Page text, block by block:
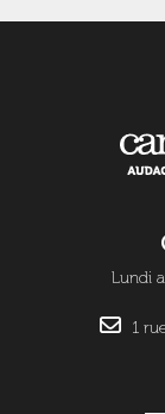
Lundi
1